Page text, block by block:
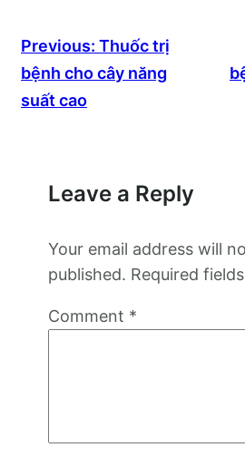
Previous: Thuốc trị
bệnh cho cây năng
suất cao
Leave a Reply
Your email address will
published. Required
Comment *